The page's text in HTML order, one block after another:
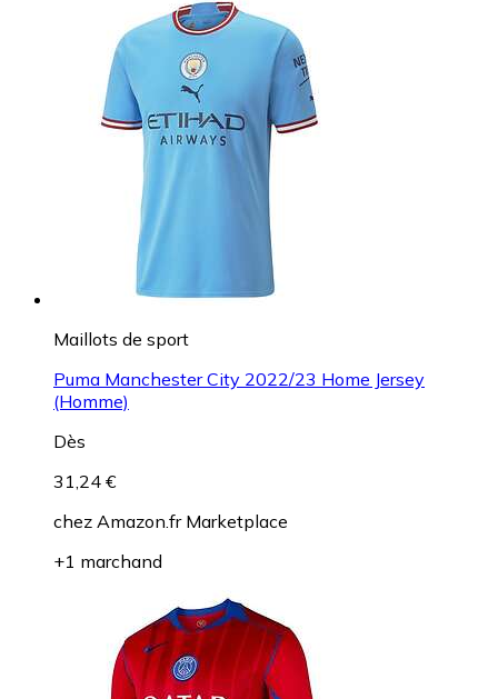
Maillots de sport
Puma Manchester City 2022/23 Home Jersey
(Homme)
Dès
31,24 €
chez Amazon.fr Marketplace
+1 marchand